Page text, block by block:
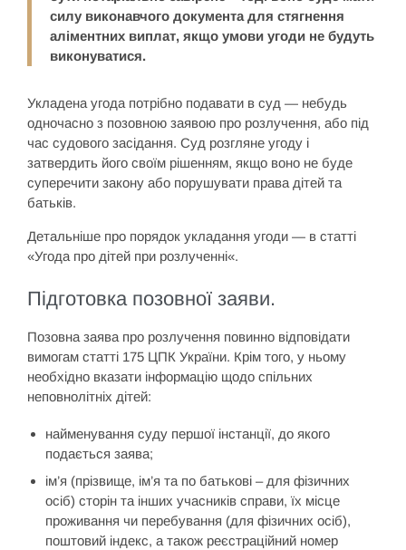
силу виконавчого документа для стягнення
аліментних виплат, якщо умови угоди не будуть
виконуватися.
Укладена угода потрібно подавати в суд — небудь
одночасно з позовною заявою про розлучення, або під
час судового засідання. Суд розгляне угоду і
затвердить його своїм рішенням, якщо воно не буде
суперечити закону або порушувати права дітей та
батьків.
Детальніше про порядок укладання угоди — в статті
«Угода про дітей при розлученні«.
Підготовка позовної заяви.
Позовна заява про розлучення повинно відповідати
вимогам статті 175 ЦПК України. Крім того, у ньому
необхідно вказати інформацію щодо спільних
неповнолітніх дітей:
найменування суду першої інстанції, до якого
подається заява;
ім’я (прізвище, ім’я та по батькові – для фізичних
осіб) сторін та інших учасників справи, їх місце
проживання чи перебування (для фізичних осіб),
поштовий індекс, а також реєстраційний номер